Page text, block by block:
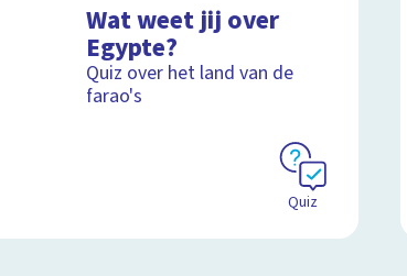
Wat weet jij over
Egypte?
Quiz over het land van de
farao's
Quiz